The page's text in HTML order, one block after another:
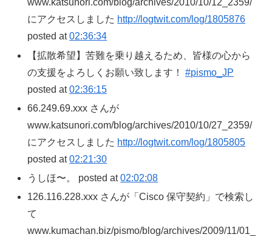
www.katsunori.com/blog/archives/2010/10/12_2359/
にアクセスしました http://logtwit.com/log/1805876
posted at02:36:34
【拡散希望】苦難を乗り越えるため、皆様の心から
の支援をよろしくお願い致します！#pismo_JP
posted at02:36:15
66.249.69.xxx さんが
www.katsunori.com/blog/archives/2010/10/27_2359/
にアクセスしました http://logtwit.com/log/1805805
posted at02:21:30
うしほ〜。 posted at02:02:08
126.116.228.xxx さんが「Cisco 保守契約」で検索し
て
www.kumachan.biz/pismo/blog/archives/2009/11/01_